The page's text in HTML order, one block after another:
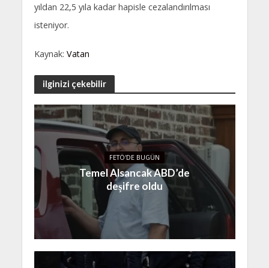
yıldan 22,5 yıla kadar hapisle cezalandırılması
isteniyor.
Kaynak: Vatan
ilginizi çekebilir
FETÖ'DE BUGÜN
Temel Alsancak ABD’de
deşifre oldu